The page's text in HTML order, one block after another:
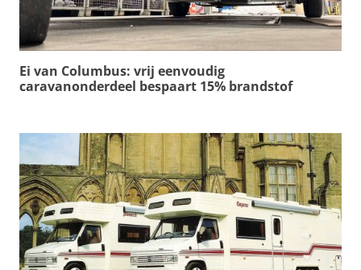
Ei van Columbus: vrij eenvoudig
caravanonderdeel bespaart 15% brandstof